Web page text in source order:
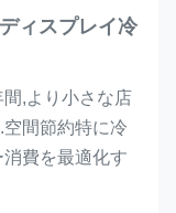
ィスプレイ冷
,より小さな店
間節約特に冷
費を最適化す